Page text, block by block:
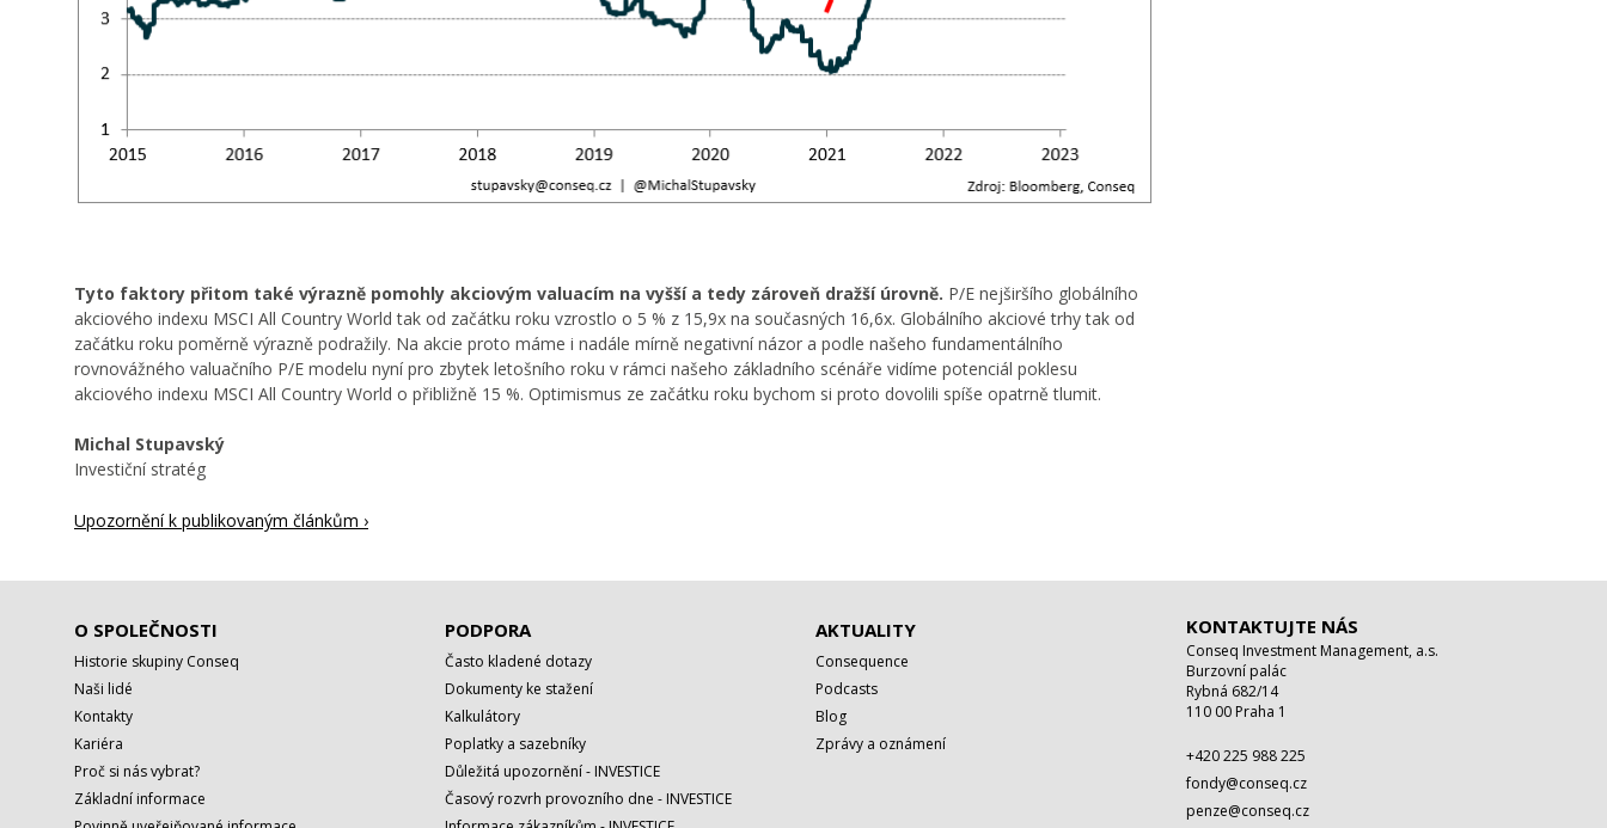
Tyto faktory přitom také výrazně pomohly akciovým valuacím na vyšší a tedy zároveň dražší úrovně. P/E nejširšího globálního
akciového indexu MSCI All Country World tak od začátku roku vzrostlo o 5 % z 15,9x na současných 16,6x. Globálního akciové trhy tak od
začátku roku poměrně výrazně podražily. Na akcie proto máme i nadále mírně negativní názor a podle našeho fundamentálního
rovnovážného valuačního P/E modelu nyní pro zbytek letošního roku v rámci našeho základního scénáře vidíme potenciál poklesu
akciového indexu MSCI All Country World o přibližně 15 %. Optimismus ze začátku roku bychom si proto dovolili spíše opatrně tlumit.
Michal Stupavský
Investiční stratég
Upozornění k publikovaným článkům ›
O SPOLEČNOSTI
Historie skupiny Conseq
Naši lidé
Kontakty
Kariéra
Proč si nás vybrat?
Základní informace
PODPORA
Často kladené dotazy
Dokumenty ke stažení
Kalkulátory
Poplatky a sazebníky
Důležitá upozornění - INVESTICE
Časový rozvrh provozního dne - INVESTICE
AKTUALITY
Consequence
Podcasts
Blog
Zprávy a oznámení
KONTAKTUJTE NÁS
Conseq Investment Management, a.s.
Burzovní palác
Rybná 682/14
110 00 Praha 1
+420 225 988 225
fondy@conseq.cz
penze@conseq.cz